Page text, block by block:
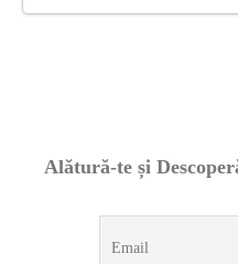
Alătură-te și